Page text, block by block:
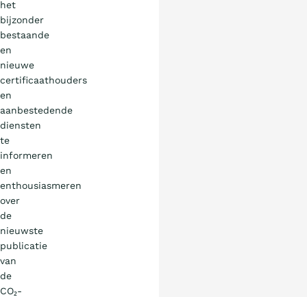
het
bijzonder
bestaande
en
nieuwe
certificaathouders
en
aanbestedende
diensten
te
informeren
en
enthousiasmeren
over
de
nieuwste
publicatie
van
de
CO₂-